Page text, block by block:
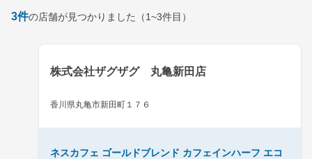
3件の店舗が見つかりました （1~3件目）
株式会社ザグザグ 丸亀新田店
香川県丸亀市新田町１７６
ネスカフェ ゴールドブレンド カフェインハーフ エコ